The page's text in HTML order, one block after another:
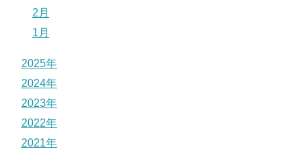
2月
1月
2025年
2024年
2023年
2022年
2021年